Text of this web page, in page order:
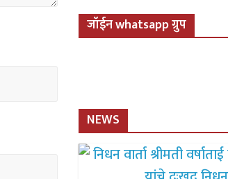
जॉईन whatsapp ग्रुप
NEWS